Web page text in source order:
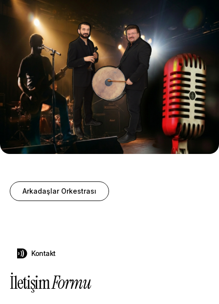
Arkadaşlar Orkestrası
Kontakt
İletişimFormu